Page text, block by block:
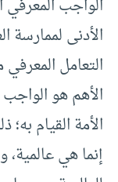
الواجب
الأدنى لممارسة
التعامل المعرفي
الأهم هو
الأمة القيام
إنما هي عالمية،